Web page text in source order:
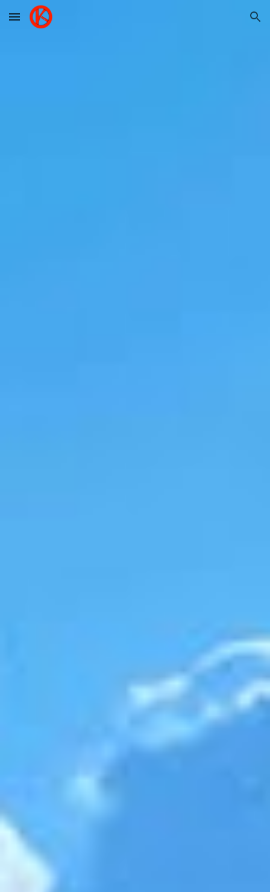
Skip to main content Skip to navigation